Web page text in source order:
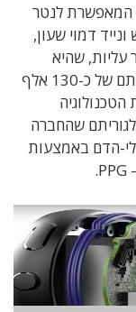
המאפשרת לנטר
דמוי שעון,
שהיא
הפרעת לב הנפוצה ביותר אשר מביאה למותם של כ-130 אלף
שהחברה
הדם באמצעות